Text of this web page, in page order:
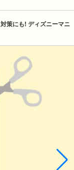
策にも! ディズニーマニ